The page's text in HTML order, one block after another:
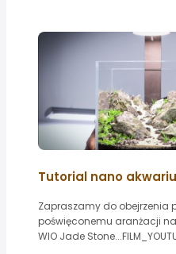
Tutorial nano
Zapraszamy do obejrzenia
poświęconemu aranżacji
WIO Jade